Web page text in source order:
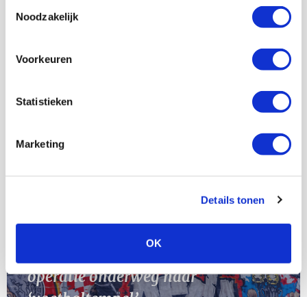
Noodzakelijk
Voorkeuren
Statistieken
Marketing
Details tonen
OK
AGENDA
23
Selectiedag ballenjongens/-meiden
operatie onderweg naar